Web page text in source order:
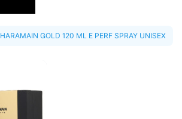
HARAMAIN GOLD 120 ML E PERF SPRAY UNISEX